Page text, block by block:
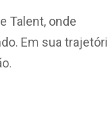
Talent, onde
Em sua